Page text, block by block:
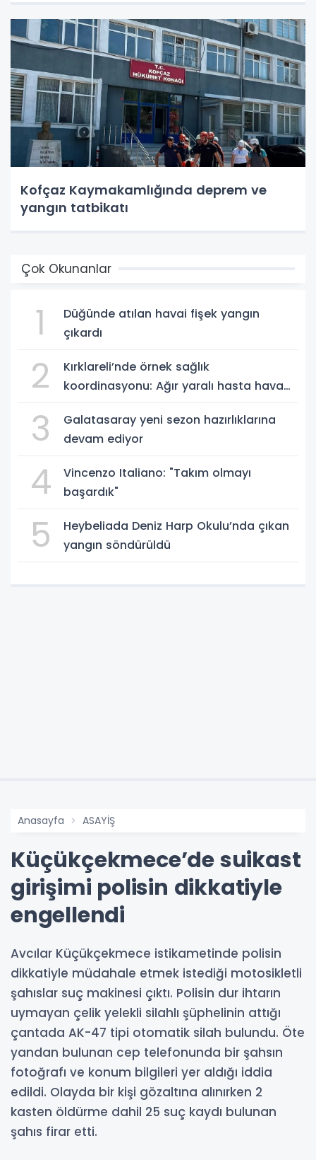
Kofçaz Kaymakamlığında deprem ve
yangın tatbikatı
Çok Okunanlar
1
Düğünde atılan havai fişek yangın
çıkardı
2
Kırklareli’nde örnek sağlık
koordinasyonu: Ağır yaralı hasta hava
3
Galatasaray yeni sezon hazırlıklarına
devam ediyor
4
Vincenzo Italiano: "Takım olmayı
başardık"
5
Heybeliada Deniz Harp Okulu’nda çıkan
yangın söndürüldü
Anasayfa ASAYİŞ
Küçükçekmece’de suikast
girişimi polisin dikkatiyle
engellendi
Avcılar Küçükçekmece istikametinde polisin
dikkatiyle müdahale etmek istediği motosikletli
şahıslar suç makinesi çıktı. Polisin dur ihtarın
uymayan çelik yelekli silahlı şüphelinin attığı
çantada AK-47 tipi otomatik silah bulundu. Öte
yandan bulunan cep telefonunda bir şahsın
fotoğrafı ve konum bilgileri yer aldığı iddia
edildi. Olayda bir kişi gözaltına alınırken 2
kasten öldürme dahil 25 suç kaydı bulunan
şahıs firar etti.